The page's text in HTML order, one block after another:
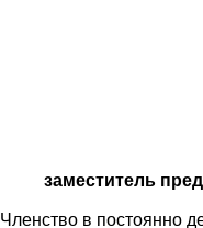
заместитель
Членство в постоянно